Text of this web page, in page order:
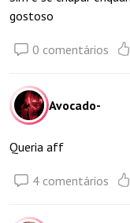
gostoso
0 comentários
Avocado-
Queria aff
4 comentários